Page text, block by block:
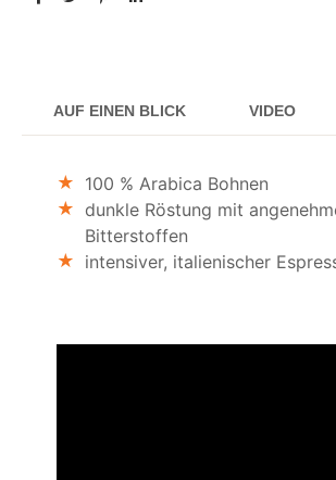
AUF EINEN BLICK VIDEO
100 % Arabica Bohnen
dunkle Röstung mit
Bitterstoffen
intensiver, italienischer